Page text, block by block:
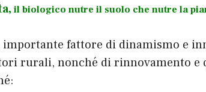
il biologico nutre il suolo che nutre la
importante fattore di dinamismo e
rurali, nonché di rinnovamento e